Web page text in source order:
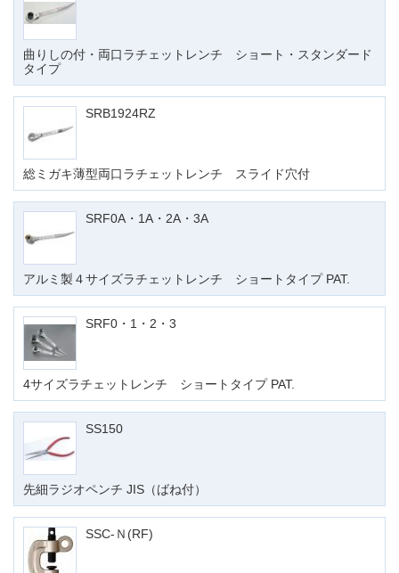
曲りしの付・両口ラチェットレンチ ショート・スタンダード
タイプ
SRB1924RZ
総ミガキ薄型両口ラチェットレンチ スライド穴付
SRF0A・1A・2A・3A
アルミ製４サイズラチェットレンチ ショートタイプ PAT.
SRF0・1・2・3
4サイズラチェットレンチ ショートタイプ PAT.
SS150
先細ラジオペンチ JIS（ばね付）
SSC-Ｎ(RF)